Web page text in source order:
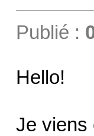
Publié :
Hello!
Je viens